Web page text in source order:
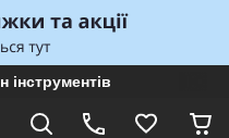
інструментів